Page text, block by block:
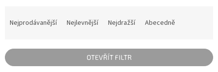
n
í
Nejprodávanější Nejlevnější Nejdražší Abecedně
OTEVŘÍT FILTR